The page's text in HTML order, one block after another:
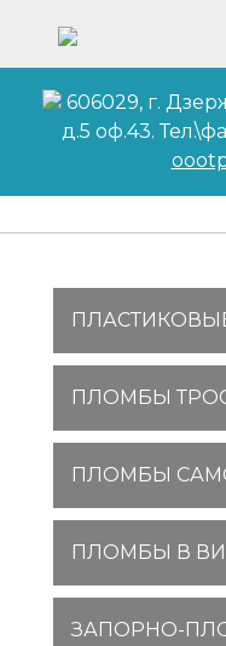
606029, г.
д.5 оф.43.
ПЛОМБЫ
ПЛОМБЫ
ПЛОМБЫ В
ЗАПОРНО-